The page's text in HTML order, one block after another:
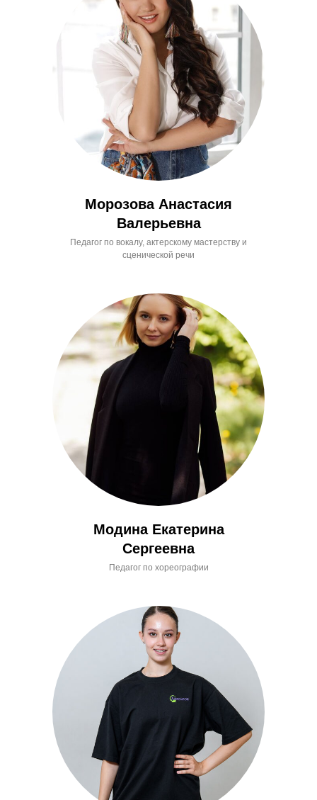
Морозова Анастасия
Валерьевна
Педагог по вокалу, актерскому мастерству и
сценической речи
Модина Екатерина
Сергеевна
Педагог по хореографии